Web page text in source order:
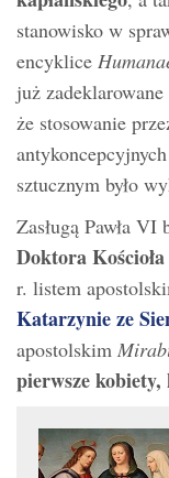
stanowisko w
encyklice
już
że stosowanie
sztucznym było
Zasługą Pawła
Doktora Kościoła
r. listem
Katarzynie ze
apostolskim
pierwsze kobiety,